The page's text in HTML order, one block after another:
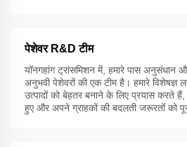
पेशेवर R&D टीम
यॉनगहांग ट्रांसमिशन में, हमारे पास अनुसंधान
अनुभवी पेशेवरों की एक टीम है। हमारे विशेषज्ञ
उत्पादों को बेहतर बनाने के लिए प्रयास करते
हुए और अपने ग्राहकों की बदलती जरूरतों को